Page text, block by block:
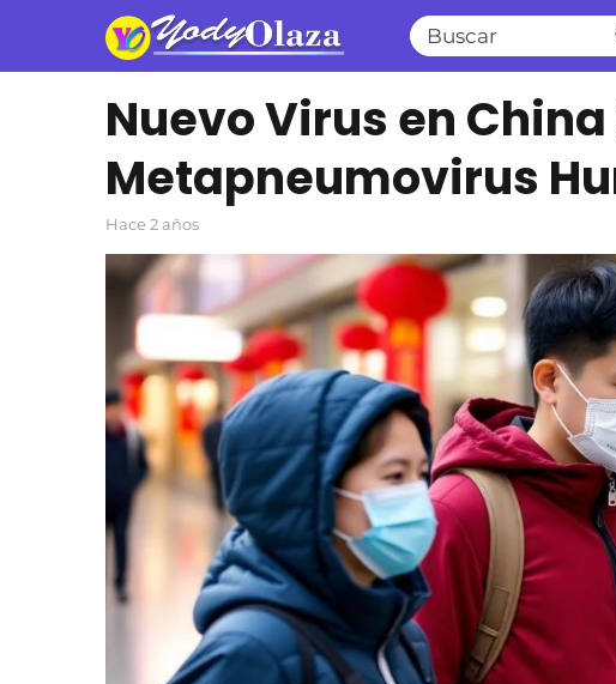
Nuevo Virus en
Metapneumovirus
hace 2 años